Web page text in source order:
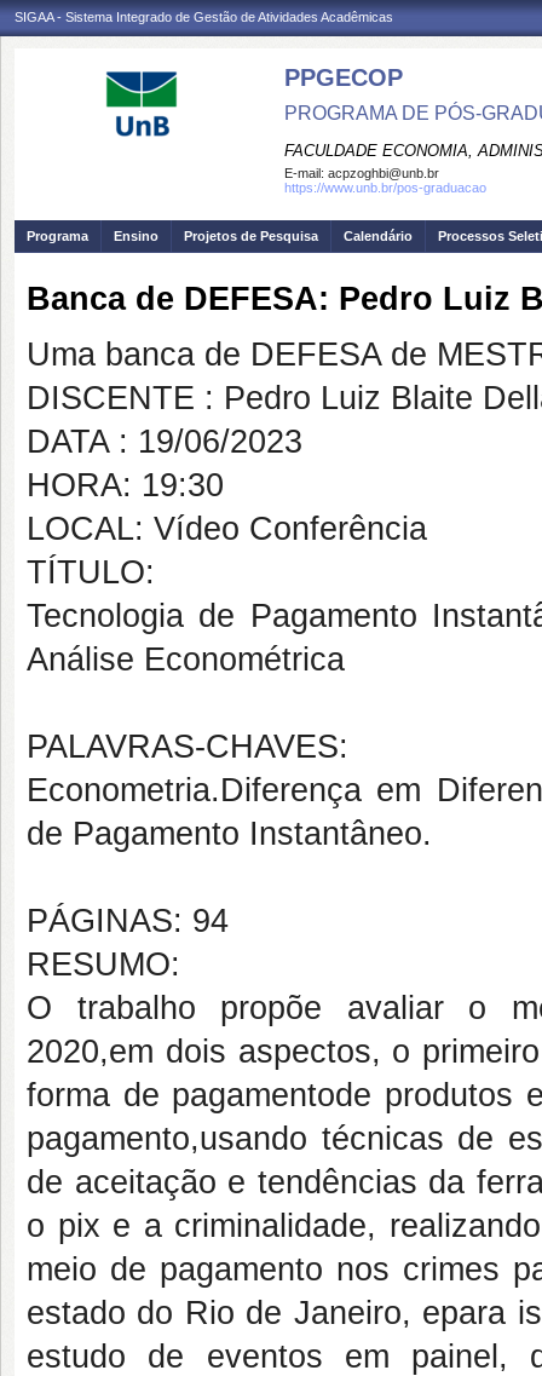
SIGAA - Sistema Integrado de Gestão de Atividades Acadêmicas
PPGECOP
PROGRAMA DE PÓS-
FACULDADE ECONOMIA,
E-mail: acpzoghbi@unb.br
https://www.unb.br/pos-graduacao
Programa Ensino Projetos de Pesquisa Calendário Processos
Banca de DEFESA: Pedro Luiz
Uma banca de DEFESA de
DISCENTE : Pedro Luiz Blaite
DATA : 19/06/2023
HORA: 19:30
LOCAL: Vídeo Conferência
TÍTULO:
Tecnologia de Pagamento Instant
Análise Econométrica
PALAVRAS-CHAVES:
Econometria.Diferença em
de Pagamento Instantâneo.
PÁGINAS: 94
RESUMO:
O trabalho propõe avaliar o
2020,em dois aspectos, o
forma de pagamentode produtos
pagamento,usando técnicas de
de aceitação e tendências da
o pix e a criminalidade, realizando
meio de pagamento nos crimes
estado do Rio de Janeiro, epara
estudo de eventos em painel,